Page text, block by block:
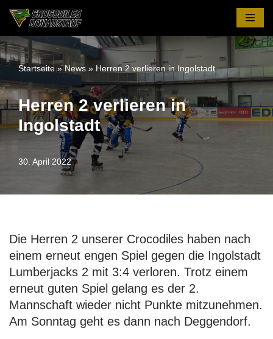
Zum
Inhalt
springen
Startseite»News » Herren 2 verlieren in Ingolstadt
Herren 2 verlieren in
Ingolstadt
30. April 2022
Die Herren 2 unserer Crocodiles haben nach
einem erneut engen Spiel gegen die Ingolstadt
Lumberjacks 2 mit 3:4 verloren. Trotz einem
erneut guten Spiel gelang es der 2.
Mannschaft wieder nicht Punkte mitzunehmen.
Am Sonntag geht es dann nach Deggendorf.